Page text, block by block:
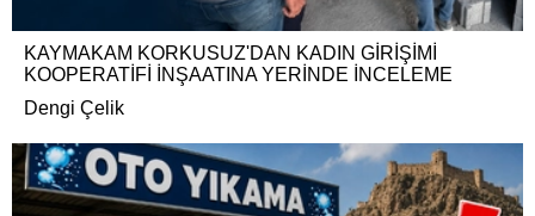
KAYMAKAM KORKUSUZ'DAN KADIN GİRİŞİMİ
KOOPERATİFİ İNŞAATINA YERİNDE İNCELEME
Dengi Çelik